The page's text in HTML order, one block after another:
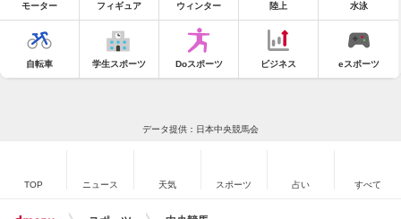
モーター フィギュア ウィンター 陸上 水泳
自転車 学生スポーツ Doスポーツ ビジネス eスポーツ
データ提供：日本中央競馬会
TOP ニュース 天気 スポーツ 占い すべて